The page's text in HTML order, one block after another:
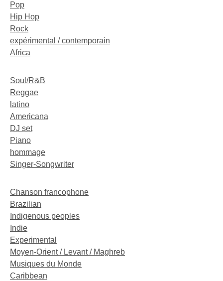
Pop
Hip Hop
Rock
expérimental / contemporain
Africa
Soul/R&B
Reggae
latino
Americana
DJ set
Piano
hommage
Singer-Songwriter
Chanson francophone
Brazilian
Indigenous peoples
Indie
Experimental
Moyen-Orient / Levant / Maghreb
Musiques du Monde
Caribbean